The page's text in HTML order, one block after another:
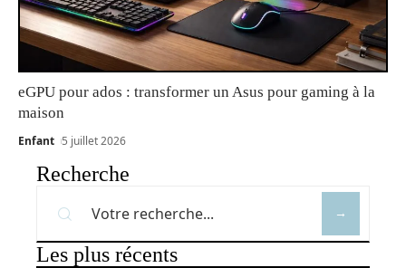
eGPU pour ados : transformer un Asus pour gaming à la
maison
Enfant 5 juillet 2026
Recherche
Les plus récents